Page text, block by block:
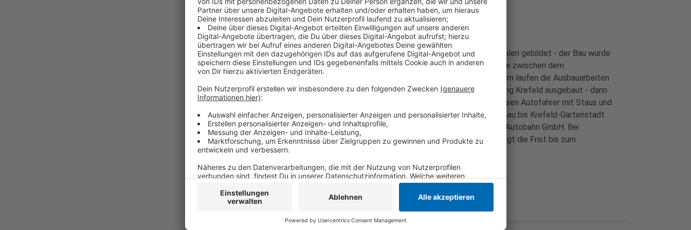
Anzeige
Da hatten sich letztes Jahr beim Einbau der Deckenelemente Beulen gebildet - der Bau wurde
dann unterbrochen und die Decke ausgebessert. Auf einer Strecke zwischen dem
Autobahnkreuz Meerbusch und der Anschlussstelle Krefeld-Oppum laufen die Ausbauarbeiten
der Autobahn GmbH. Demnach wird die Autobahn zuerst in Richtung Krefeld ausgebaut - dann
in Richtung Köln. Anfang 2027 soll alles fertig sein - bis dahin müssen Autofahrer mit Staus und
Sperrungen rechnen. Danach steht perspektivisch schon der Ausbau bis Krefeld-Gartenstadt
an - wann der starten kann, ist allerdings noch völlig unklar, so die Autobahn GmbH. Bei
Ausbauprojekten werde nach Priorität sortiert - theoretisch beträgt die Frist bis zum
Baubeginn maximal zehn Jahre.
Anzeige